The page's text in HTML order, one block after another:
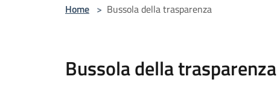
Home > Bussola della trasparenza
Bussola della trasparenza